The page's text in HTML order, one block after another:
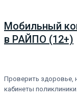
Мобильный
в РАЙПО (12+)
Проверить здоровье,
кабинеты